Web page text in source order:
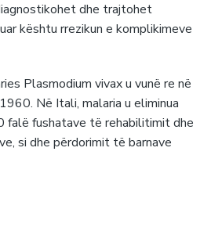
dhe trajtohet
kështu rrezikun e komplikimeve
Plasmodium vivax u vunë re në
Në Itali, malaria u eliminua
fushatave të rehabilitimit dhe
si dhe përdorimit të barnave